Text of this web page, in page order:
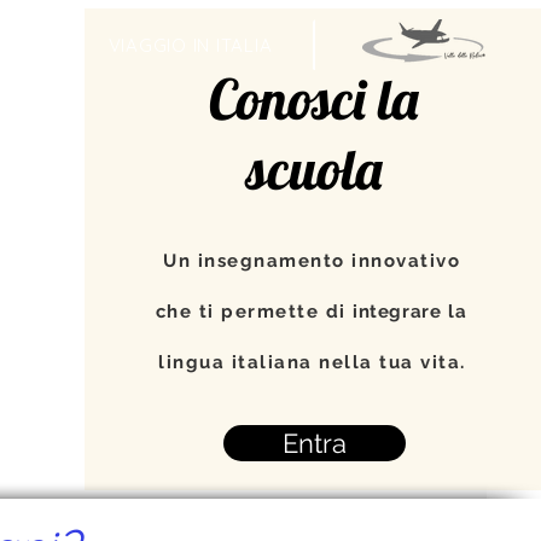
Conosci la
scuola
Un insegnamento innovativo
che ti permette di integrare la
lingua italiana nella tua vita.
Entra